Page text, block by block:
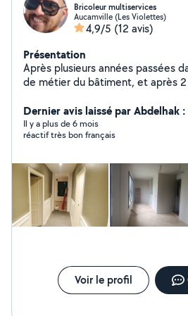
Bricoleur multiservices
Aucamville (Les Violettes)
4,9/5 (12 avis)
Présentation
Après plusieurs années passées
de métier du bâtiment, et après
competences et connaissances.
du rendu final je préfère refuser un
faire plutôt que de le bâcler. N
4 réponses par mois. Merci a vous
Dernier avis laissé par Abdelhak
Il y a plus de 6 mois
réactif très bon français
Voir le profil